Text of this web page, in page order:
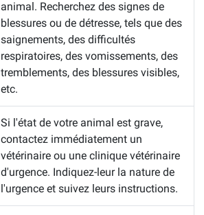
animal. Recherchez des signes de
blessures ou de détresse, tels que des
saignements, des difficultés
respiratoires, des vomissements, des
tremblements, des blessures visibles,
etc.
Si l'état de votre animal est grave,
contactez immédiatement un
vétérinaire ou une clinique vétérinaire
d'urgence. Indiquez-leur la nature de
l'urgence et suivez leurs instructions.